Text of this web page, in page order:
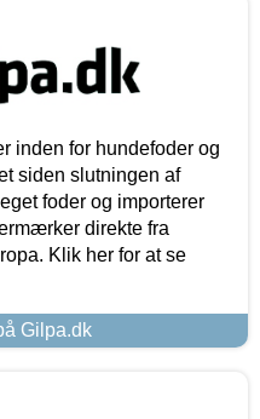
inden for hundefoder og
siden slutningen af
foder og importerer
direkte fra
Klik her for at se
Gilpa.dk